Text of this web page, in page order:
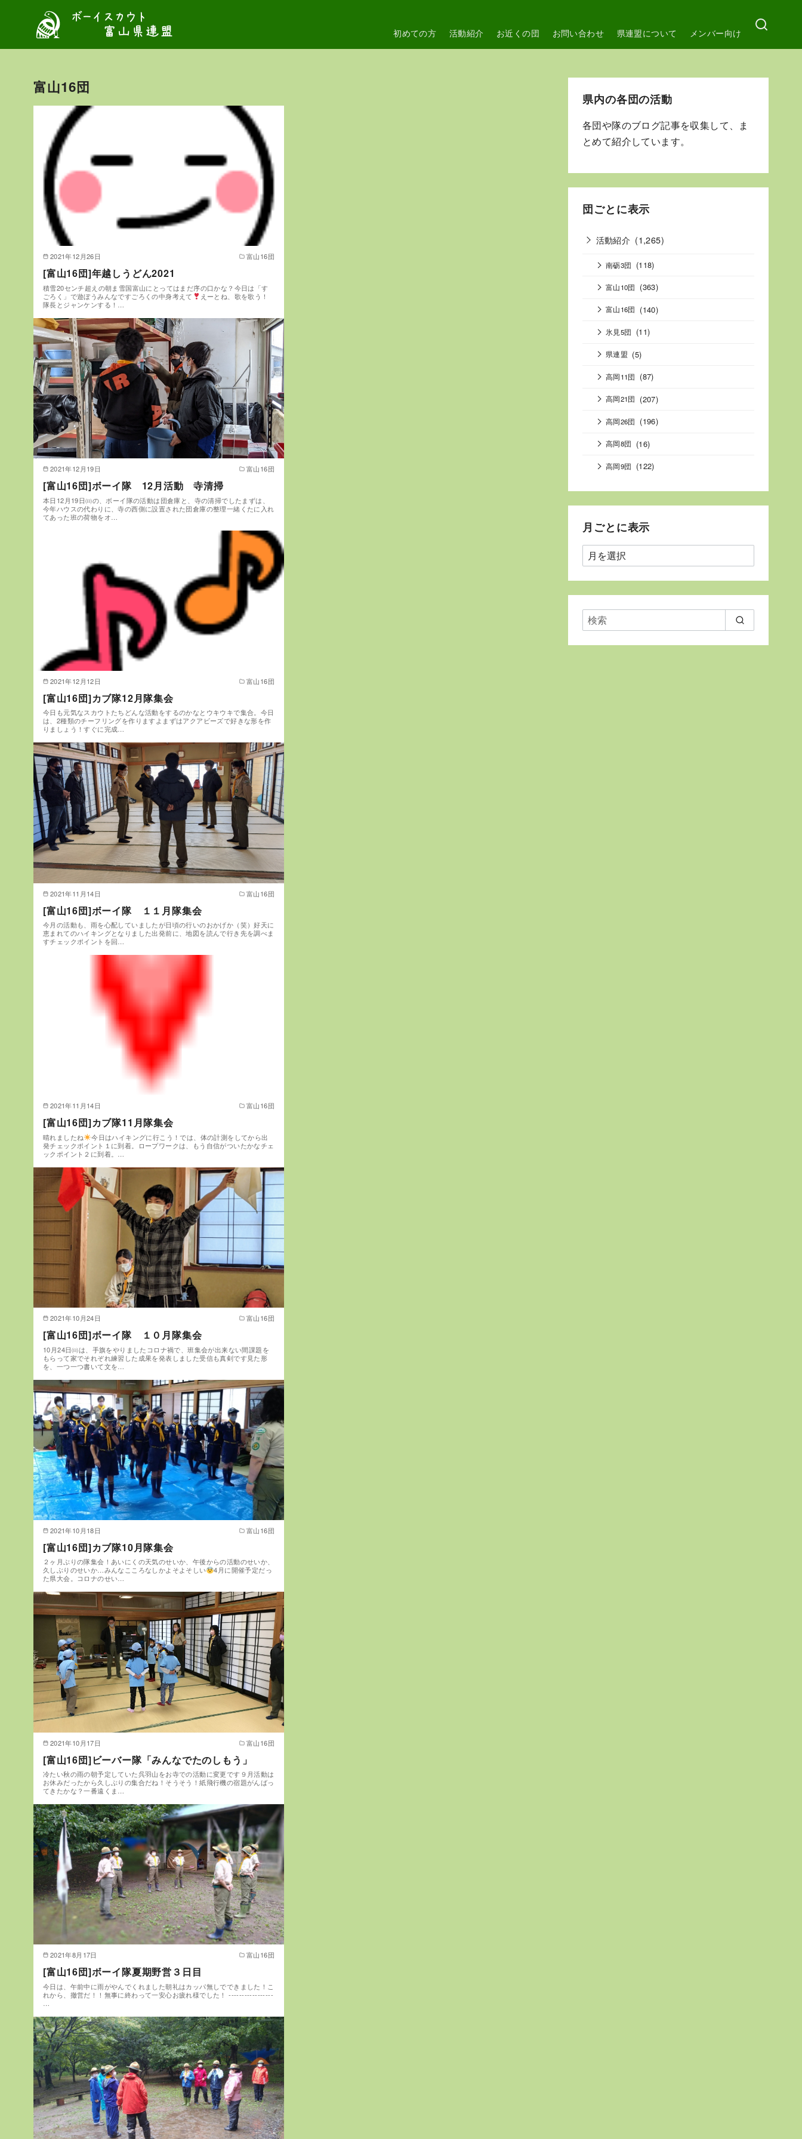
初めての方 活動紹介 お近くの団 お問い合わせ 県連盟について メンバー向け
富山16団
2021年12月26日 富山16団
[富山16団]年越しうどん2021
積雪20センチ超えの朝ま雪国富山にとってはまだ序の口かな？今日は「す
ごろく」で遊ぼうみんなですごろくの中身考えて
えーとね、歌を歌う！
隊長とジャンケンする！…
2021年12月19日 富山16団
[富山16団]ボーイ隊 12月活動 寺清掃
本日12月19日㈰の、ボーイ隊の活動は団倉庫と、寺の清掃でしたまずは、
今年ハウスの代わりに、寺の西側に設置された団倉庫の整理一緒くたに入れ
てあった班の荷物をオ…
2021年12月12日 富山16団
[富山16団]カブ隊12月隊集会
今日も元気なスカウトたちどんな活動をするのかなとウキウキで集合。今日
は、2種類のチーフリングを作りますよまずはアクアビーズで好きな形を作
りましょう！すぐに完成…
2021年11月14日 富山16団
[富山16団]ボーイ隊 １１月隊集会
今月の活動も、雨を心配していましたが日頃の行いのおかげか（笑）好天に
恵まれてのハイキングとなりました出発前に、地図を読んで行き先を調べま
すチェックポイントを回…
2021年11月14日 富山16団
[富山16団]カブ隊11月隊集会
晴れましたね
今日はハイキングに行こう！では、体の計測をしてから出
発チェックポイント１に到着。ロープワークは、もう自信がついたかなチェ
ックポイント２に到着。…
2021年10月24日 富山16団
[富山16団]ボーイ隊 １０月隊集会
10月24日㈰は、手旗をやりましたコロナ禍で、班集会が出来ない間課題を
もらって家でそれぞれ練習した成果を発表しました受信も真剣です見た形
を、一つ一つ書いて文を…
2021年10月18日 富山16団
[富山16団]カブ隊10月隊集会
２ヶ月ぶりの隊集会！あいにくの天気のせいか、午後からの活動のせいか、
久しぶりのせいか…みんなこころなしかよそよそしい
4月に開催予定だっ
た県大会。コロナのせい…
2021年10月17日 富山16団
[富山16団]ビーバー隊「みんなでたのしもう」
冷たい秋の雨の朝予定していた呉羽山をお寺での活動に変更です９月活動は
お休みだったから久しぶりの集合だね！そうそう！紙飛行機の宿題がんばっ
てきたかな？一番遠くま…
2021年8月17日 富山16団
[富山16団]ボーイ隊夏期野営３日目
今日は、午前中に雨がやんでくれました朝礼はカッパ無しでできました！こ
れから、撤営だ！！無事に終わって一安心お疲れ様でした！ -----------------
…
県内の各団の活動
各団や隊のブログ記事を収集して、ま
とめて紹介しています。
団ごとに表示
活動紹介 (1,265)
南砺3団 (118)
富山10団 (363)
富山16団 (140)
氷見5団 (11)
県連盟 (5)
高岡11団 (87)
高岡21団 (207)
高岡26団 (196)
高岡8団 (16)
高岡9団 (122)
月ごとに表示
月
ご
と
表
示